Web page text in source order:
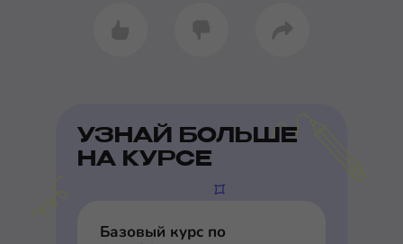
УЗНАЙ БОЛЬШЕ
НА КУРСЕ
Базовый курс по